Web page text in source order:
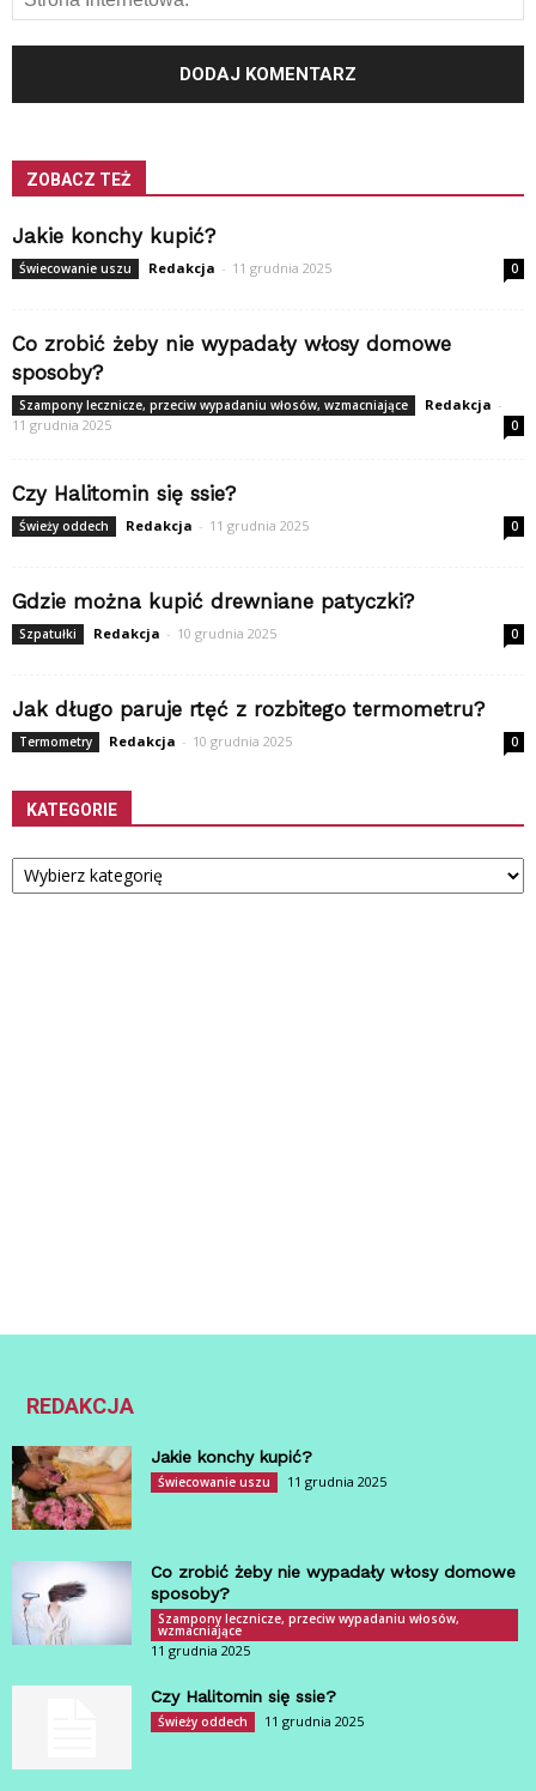
ZOBACZ TEŻ
Jakie konchy kupić?
Świecowanie uszu Redakcja - 11 grudnia 2025 0
Co zrobić żeby nie wypadały włosy domowe
sposoby?
Szampony lecznicze, przeciw wypadaniu włosów, wzmacniające Redakcja -
11 grudnia 2025
0
Czy Halitomin się ssie?
Świeży oddech Redakcja - 11 grudnia 2025 0
Gdzie można kupić drewniane patyczki?
Szpatułki Redakcja - 10 grudnia 2025 0
Jak długo paruje rtęć z rozbitego termometru?
Termometry Redakcja - 10 grudnia 2025 0
KATEGORIE
Kategorie
REDAKCJA
Jakie konchy kupić?
Świecowanie uszu 11 grudnia 2025
Co zrobić żeby nie wypadały włosy domowe
sposoby?
Szampony lecznicze, przeciw wypadaniu włosów,
wzmacniające
11 grudnia 2025
Czy Halitomin się ssie?
Świeży oddech 11 grudnia 2025